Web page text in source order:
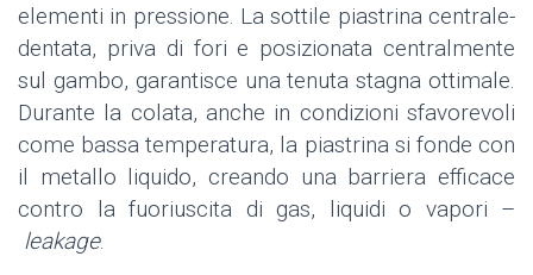
elementi in pressione. La sottile piastrina centrale-
dentata, priva di fori e posizionata centralmente
sul gambo, garantisce una tenuta stagna ottimale.
Durante la colata, anche in condizioni sfavorevoli
come bassa temperatura, la piastrina si fonde con
il metallo liquido, creando una barriera efficace
contro la fuoriuscita di gas, liquidi o vapori –
leakage.